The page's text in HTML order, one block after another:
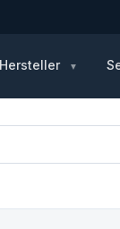
Hersteller